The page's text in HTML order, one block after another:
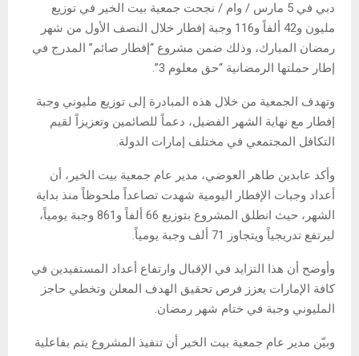
دبي في 5 مارس / وام / نجحت جمعية بيت الخير في توزيع
مليون و42 ألفاً و116 وجبة إفطار خلال النصف الأول من شهر
رمضان المبارك، وذلك ضمن مشروع “إفطار صائم” المدرج في
إطار حملتها الرمضانية “حق معلوم 3”.
وتهدف الجمعية من خلال هذه المبادرة إلى توزيع مليوني وجبة
إفطار مع نهاية الشهر الفضيل، دعماً للصائمين وتعزيزاً لقيم
التكافل المجتمعي في مختلف إمارات الدولة.
وأكد عابدين طاهر العوضي، مدير عام جمعية بيت الخير، أن
أعداد وجبات الإفطار اليومية شهدت تصاعداً ملحوظاً منذ بداية
الشهر، حيث انطلق المشروع بتوزيع 66 ألفاً و861 وجبة يومياً،
ليرتفع تدريجياً ويتجاوز 71 ألف وجبة يومياً.
وأوضح أن هذا التزايد في الإقبال وارتفاع أعداد المستفيدين في
كافة الإمارات يعزز فرص تحقيق الهدف المعلن وتخطي حاجز
المليوني وجبة في ختام شهر رمضان.
وبيّن مدير عام جمعية بيت الخير أن تنفيذ المشروع يتم بفاعلية